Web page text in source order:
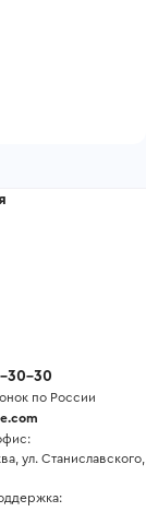
30-30
по России
ул. Станиславского,